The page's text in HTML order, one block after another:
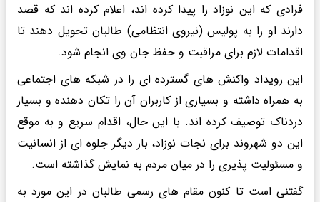
فرادی که این نوزاد را پیدا کرده اند، اعلام کرده اند که قصد
دارند او را به پولیس (نیروی انتظامی) طالبان تحویل دهند تا
اقدامات لازم برای مراقبت و حفظ جان وی انجام شود.
این رویداد واکنش های گسترده ای را در شبکه های اجتماعی
به همراه داشته و بسیاری از کاربران آن را تکان دهنده و بسیار
دردناک توصیف کرده اند. با این حال، اقدام سریع و به موقع
این دو شهروند برای نجات نوزاد، بار دیگر جلوه ای از انسانیت
و مسئولیت پذیری را در میان مردم به نمایش گذاشته است.
گفتنی است تا کنون مقام های رسمی طالبان در این مورد به